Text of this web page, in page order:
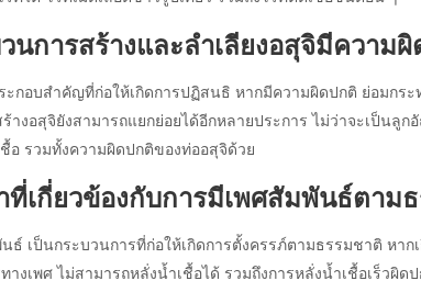
นการสร้างและลำเลียงอสุจิมีความ
ะกอบสำคัญที่ก่อให้เกิดการปฏิสนธิ หากมีความผิดปกติ ย่อมกร
างอสุจิยังสามารถแยกย่อยได้อีกหลายประการ ไม่ว่าจะเป็น
อ รวมทั้งความผิดปกติของท่ออสุจิด้วย
เกี่ยวข้องกับการมีเพศสัมพันธ์ตาม
ธ์ เป็นกระบวนการที่ก่อให้เกิดการตั้งครรภ์ตามธรรมชาติ หา
างเพศ ไม่สามารถหลั่งน้ำเชื้อได้ รวมถึงการหลั่งน้ำเชื้อเร็วผิ